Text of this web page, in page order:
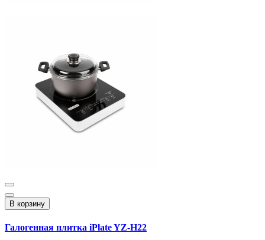
В корзину
Галогенная плитка iPlate YZ-H22